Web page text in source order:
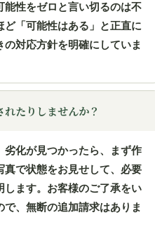
能性をゼロと言い切るのは不
ど「可能性はある」と正直に
対応方針を明確にしていま
たりしませんか？
劣化が見つかったら、まず作
真で状態をお見せして、必要
します。お客様のご了承をい
で、無断の追加請求はありま